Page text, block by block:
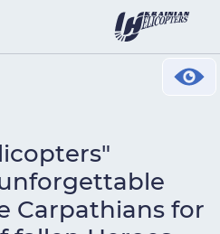
Carpathians for